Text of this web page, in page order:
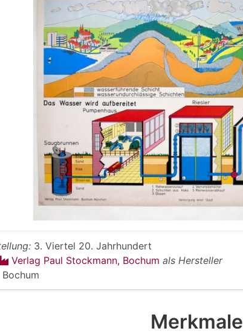
3. Viertel 20. Jahrhundert
Verlag Paul Stockmann, Bochum als Hersteller
Bochum
Merkmale